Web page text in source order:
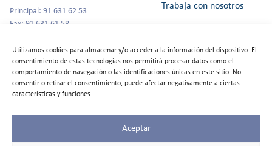
Utilizamos cookies para almacenar y/o acceder a la información del dispositivo. El
consentimiento de estas tecnologías nos permitirá procesar datos como el
comportamiento de navegación o las identificaciones únicas en este sitio. No
consentir o retirar el consentimiento, puede afectar negativamente a ciertas
características y funciones.
Aceptar
Principal: 91 631 62 53
Fax: 91 631 61 58
Escuela Infantil
Trabaja con nosotros
Alquiler de espacios